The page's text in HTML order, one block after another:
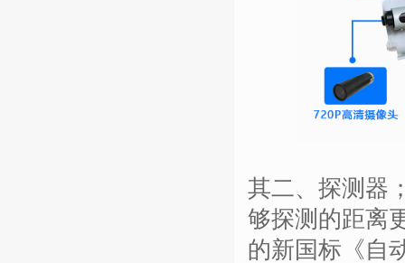
其二、探测器
够探测的距离
的新国标《自